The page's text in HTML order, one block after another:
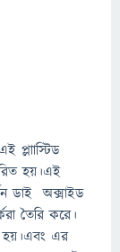
প্লাাস্টিড
হয়।এই
ডাই অক্সাইড
তৈরি করে।
হয়।এবং এর